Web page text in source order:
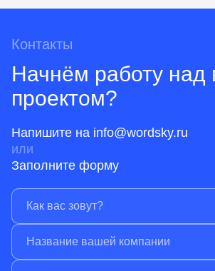
Контакты
Начнём работу
проектом?
Напишите на info@wordsky.ru
или
Заполните форму